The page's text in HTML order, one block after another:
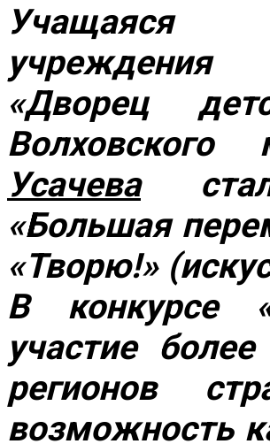
Учащаяся
учреждения
«Дворец
Усачева
«Большая
«Творю!»
В конкурсе
участие
регионов
возможность